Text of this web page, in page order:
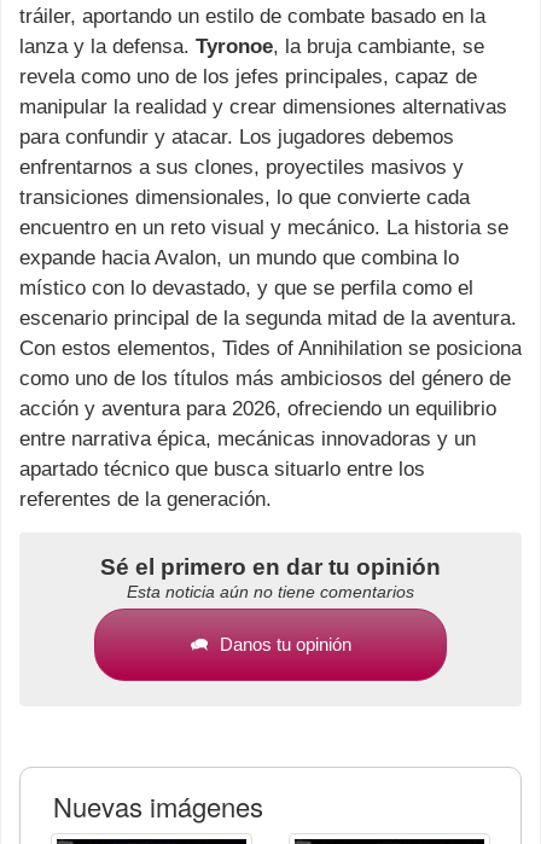
tráiler, aportando un estilo de combate basado en la
lanza y la defensa. Tyronoe, la bruja cambiante, se
revela como uno de los jefes principales, capaz de
manipular la realidad y crear dimensiones alternativas
para confundir y atacar. Los jugadores debemos
enfrentarnos a sus clones, proyectiles masivos y
transiciones dimensionales, lo que convierte cada
encuentro en un reto visual y mecánico. La historia se
expande hacia Avalon, un mundo que combina lo
místico con lo devastado, y que se perfila como el
escenario principal de la segunda mitad de la aventura.
Con estos elementos, Tides of Annihilation se posiciona
como uno de los títulos más ambiciosos del género de
acción y aventura para 2026, ofreciendo un equilibrio
entre narrativa épica, mecánicas innovadoras y un
apartado técnico que busca situarlo entre los
referentes de la generación.
Sé el primero en dar tu opinión
Esta noticia aún no tiene comentarios
Danos tu opinión
Nuevas imágenes